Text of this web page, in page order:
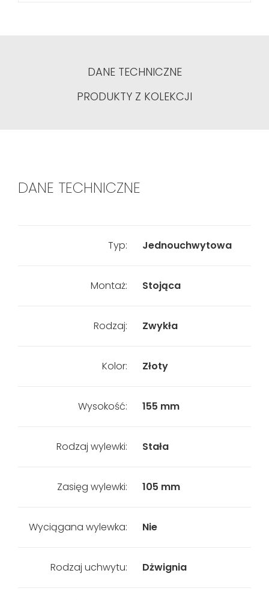
DANE TECHNICZNE
PRODUKTY Z KOLEKCJI
DANE TECHNICZNE
Typ: Jednouchwytowa
Montaż: Stojąca
Rodzaj: Zwykła
Kolor: Złoty
Wysokość: 155 mm
Rodzaj wylewki: Stała
Zasięg wylewki: 105 mm
Wyciągana wylewka: Nie
Rodzaj uchwytu: Dżwignia